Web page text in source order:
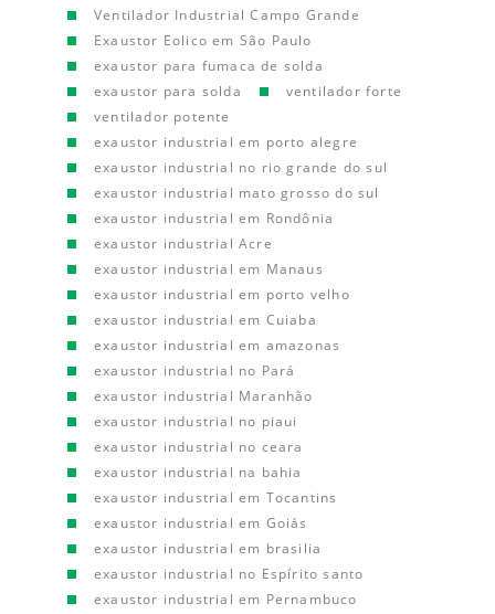
Ventilador Industrial Campo Grande
Exaustor Eolico em São Paulo
exaustor para fumaca de solda
exaustor para solda
ventilador forte
ventilador potente
exaustor industrial em porto alegre
exaustor industrial no rio grande do sul
exaustor industrial mato grosso do sul
exaustor industrial em Rondônia
exaustor industrial Acre
exaustor industrial em Manaus
exaustor industrial em porto velho
exaustor industrial em Cuiaba
exaustor industrial em amazonas
exaustor industrial no Pará
exaustor industrial Maranhão
exaustor industrial no piaui
exaustor industrial no ceara
exaustor industrial na bahia
exaustor industrial em Tocantins
exaustor industrial em Goiás
exaustor industrial em brasilia
exaustor industrial no Espírito santo
exaustor industrial em Pernambuco